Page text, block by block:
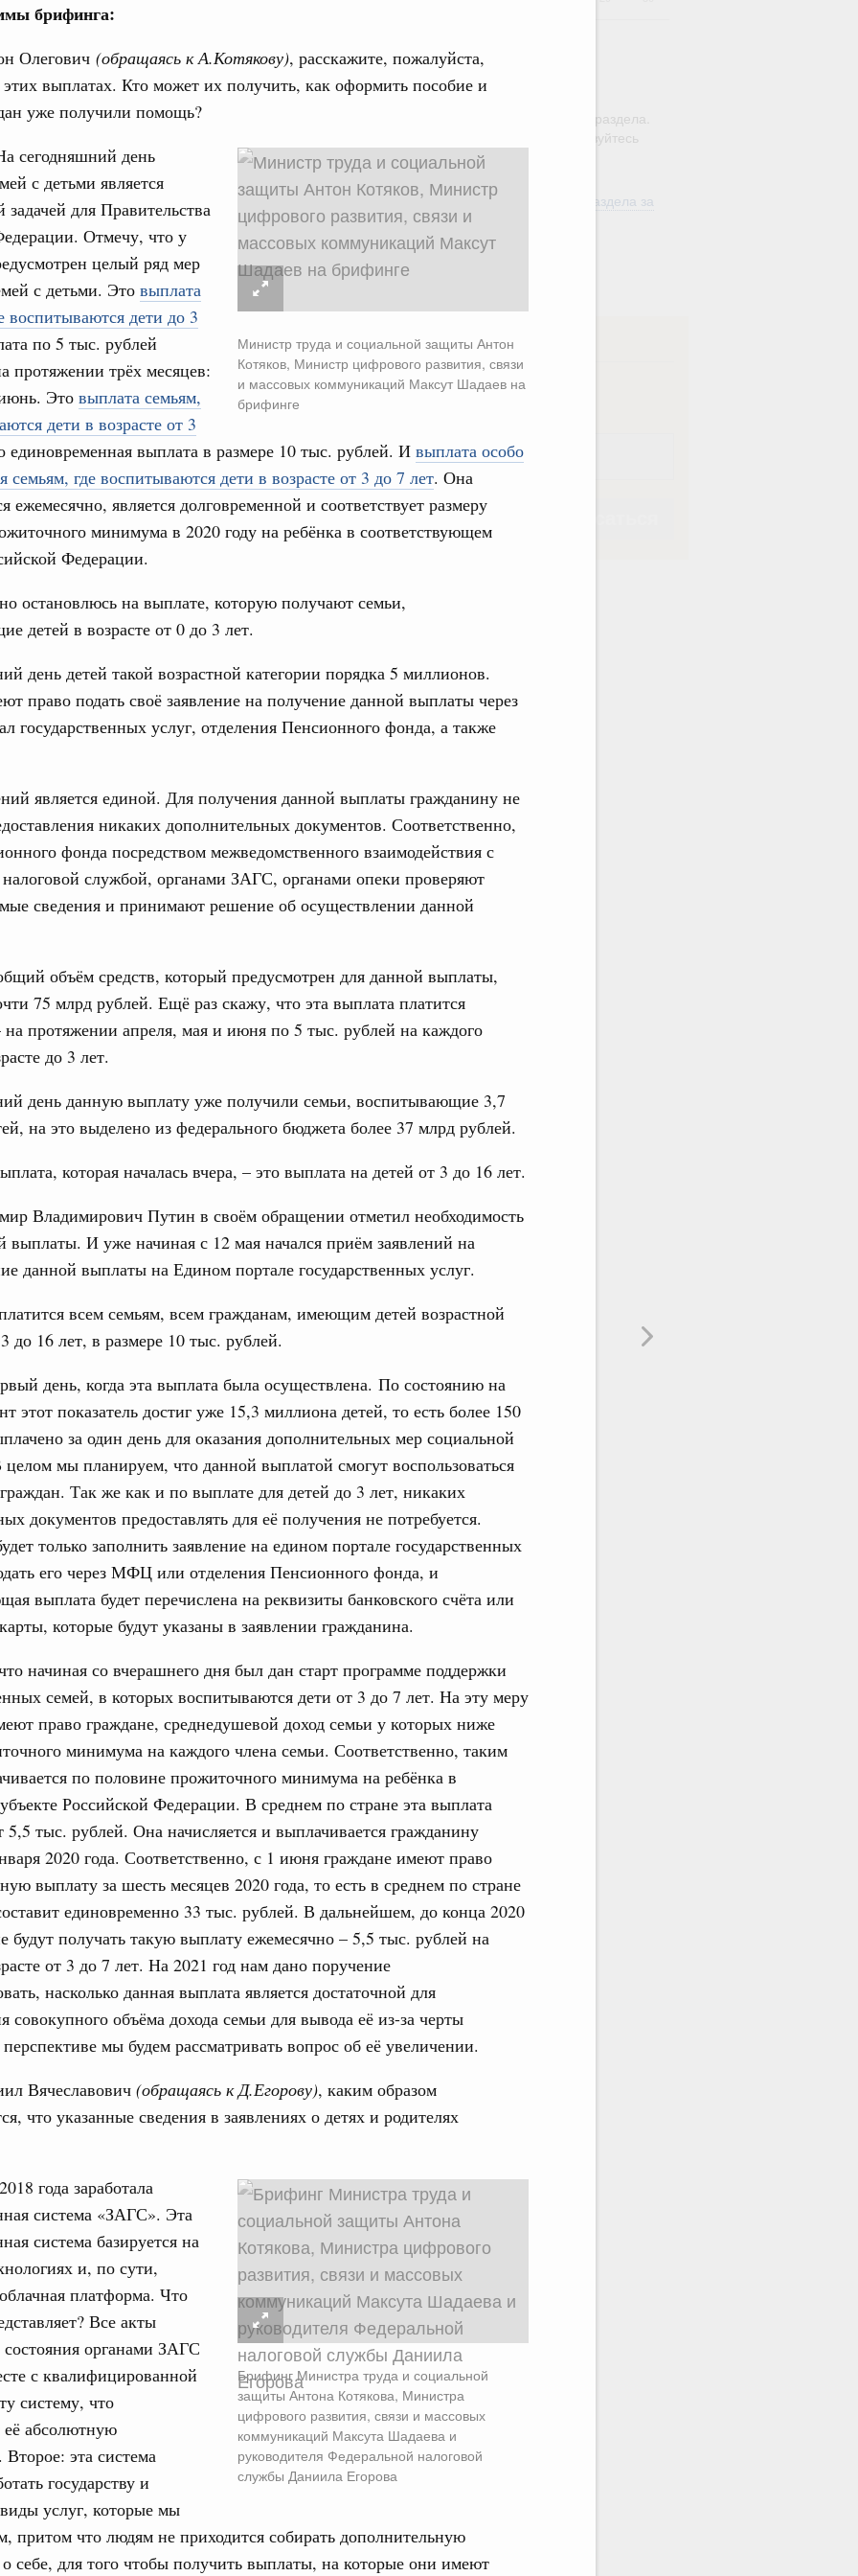
брифинга:
Олегович (обращаясь к А.Котякову), расскажите, пожалуйста,
выплатах. Кто может их получить, как оформить пособие и
уже получили помощь?
Министр труда и социальной защиты Антон
Котяков, Министр цифрового развития, связи
и массовых коммуникаций Максут Шадаев на
брифинге
сегодняшний день
с детьми является
задачей для Правительства
Отмечу, что у
целый ряд мер
с детьми. Это выплата
воспитываются дети до 3
по 5 тыс. рублей
протяжении трёх месяцев:
Это выплата семьям,
дети в возрасте от 3
единовременная выплата в размере 10 тыс. рублей. И выплата особо
где воспитываются дети в возрасте от 3 до 7 лет. Она
ежемесячно, является долговременной и соответствует размеру
минимума в 2020 году на ребёнка в соответствующем
Федерации.
остановлюсь на выплате, которую получают семьи,
детей в возрасте от 0 до 3 лет.
день детей такой возрастной категории порядка 5 миллионов.
право подать своё заявление на получение данной выплаты через
государственных услуг, отделения Пенсионного фонда, а также
является единой. Для получения данной выплаты гражданину не
никаких дополнительных документов. Соответственно,
фонда посредством межведомственного взаимодействия с
службой, органами ЗАГС, органами опеки проверяют
сведения и принимают решение об осуществлении данной
объём средств, который предусмотрен для данной выплаты,
75 млрд рублей. Ещё раз скажу, что эта выплата платится
на протяжении апреля, мая и июня по 5 тыс. рублей на каждого
до 3 лет.
день данную выплату уже получили семьи, воспитывающие 3,7
на это выделено из федерального бюджета более 37 млрд рублей.
которая началась вчера, – это выплата на детей от 3 до 16 лет.
Владимирович Путин в своём обращении отметил необходимость
выплаты. И уже начиная с 12 мая начался приём заявлений на
данной выплаты на Едином портале государственных услуг.
всем семьям, всем гражданам, имеющим детей возрастной
до 16 лет, в размере 10 тыс. рублей.
день, когда эта выплата была осуществлена. По состоянию на
этот показатель достиг уже 15,3 миллиона детей, то есть более 150
за один день для оказания дополнительных мер социальной
мы планируем, что данной выплатой смогут воспользоваться
Так же как и по выплате для детей до 3 лет, никаких
документов предоставлять для её получения не потребуется.
только заполнить заявление на едином портале государственных
его через МФЦ или отделения Пенсионного фонда, и
выплата будет перечислена на реквизиты банковского счёта или
которые будут указаны в заявлении гражданина.
начиная со вчерашнего дня был дан старт программе поддержки
семей, в которых воспитываются дети от 3 до 7 лет. На эту меру
право граждане, среднедушевой доход семьи у которых ниже
минимума на каждого члена семьи. Соответственно, таким
по половине прожиточного минимума на ребёнка в
Российской Федерации. В среднем по стране эта выплата
5,5 тыс. рублей. Она начисляется и выплачивается гражданину
2020 года. Соответственно, с 1 июня граждане имеют право
выплату за шесть месяцев 2020 года, то есть в среднем по стране
единовременно 33 тыс. рублей. В дальнейшем, до конца 2020
будут получать такую выплату ежемесячно – 5,5 тыс. рублей на
от 3 до 7 лет. На 2021 год нам дано поручение
насколько данная выплата является достаточной для
совокупного объёма дохода семьи для вывода её из-за черты
мы будем рассматривать вопрос об её увеличении.
Вячеславович (обращаясь к Д.Егорову), каким образом
что указанные сведения в заявлениях о детях и родителях
Брифинг Министра труда и социальной
защиты Антона Котякова, Министра
цифрового развития, связи и массовых
коммуникаций Максута Шадаева и
руководителя Федеральной налоговой
службы Даниила Егорова
года заработала
система «ЗАГС». Эта
система базируется на
и, по сути,
платформа. Что
Все акты
состояния органами ЗАГС
с квалифицированной
систему, что
её абсолютную
Второе: эта система
государству и
услуг, которые мы
притом что людям не приходится собирать дополнительную
себе, для того чтобы получить выплаты, на которые они имеют
поздравили российскую сборную с
по искусственному интеллекту
область
инфраструктуры построили и
кредитам
госпрограмм повысит эффективность
завершил строительство и реконструкцию
их последствий
правкомиссии по ликвидации последствий
проливе
по числу заявлений от абитуриентов
«Профессионалитет»
Интеграция на пространстве СНГ
заседания Евразийского
Интеграция на пространстве СНГ
совета в расширенном
актуальные задачи углубления интеграции, в том
кооперации в области таможенного
администрирования, развитие электронной торговли,
безопасности, цифровизация грузовых
Интеграция на пространстве СНГ
встрече Президента Киргизии Садыра
заседания Евразийского
комиссии по
объектов федерального значения
заказчика»
для жизни»
участков, ведущих к спортивным
«Инфраструктура для жизни»
и руководитель Росмолодёжи Григорий
проекта «Кольцо открытий»
совета в узком составе
с Министром промышленности,
Мохаммадом Атабаком
маршрутов научно-популярного туризма в
науки и технологий
VIII Российско-Киргизского
Киргизской межрегиональной
еще
С помощью этого календаря поиск
осуществляется в рамках текущего раздела.
Для поиска по всему сайту воспользуйтесь
сервисом"Поиск"
Выбрать материалы текущего раздела за
период
Архив
Подписка
Ежедневная Еженедельная